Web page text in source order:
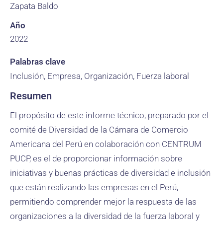
Zapata Baldo
Año
2022
Palabras clave
Inclusión, Empresa, Organización, Fuerza laboral
Resumen
El propósito de este informe técnico, preparado por el
comité de Diversidad de la Cámara de Comercio
Americana del Perú en colaboración con CENTRUM
PUCP, es el de proporcionar información sobre
iniciativas y buenas prácticas de diversidad e inclusión
que están realizando las empresas en el Perú,
permitiendo comprender mejor la respuesta de las
organizaciones a la diversidad de la fuerza laboral y